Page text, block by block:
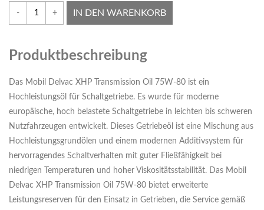
- + IN DEN WARENKORB
Produktbeschreibung
Das Mobil Delvac XHP Transmission Oil 75W-80 ist ein
Hochleistungsöl für Schaltgetriebe. Es wurde für moderne
europäische, hoch belastete Schaltgetriebe in leichten bis schweren
Nutzfahrzeugen entwickelt. Dieses Getriebeöl ist eine Mischung aus
Hochleistungsgrundölen und einem modernen Additivsystem für
hervorragendes Schaltverhalten mit guter Fließfähigkeit bei
niedrigen Temperaturen und hoher Viskositätsstabilität. Das Mobil
Delvac XHP Transmission Oil 75W-80 bietet erweiterte
Leistungsreserven für den Einsatz in Getrieben, die Service gemäß